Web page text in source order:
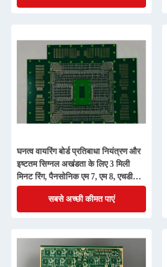
घनत्व वायरिंग बोर्ड प्रतिबाधा नियंत्रण और
इष्टतम सिग्नल अखंडता के लिए 3 मिली
मिनट रिंग, पैनसोनिक एम 7, एम 8, एचडीआई
पोर्टोटाइप पीसीबी
सबसे अच्छी कीमत पाएं